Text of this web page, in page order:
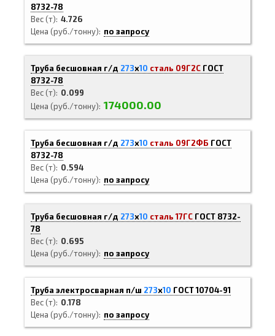
8732-78
Вес (т) 4.726
Цена (руб./тонну)
по запросу
Труба бесшовная г/д 273х10 сталь 09Г2С ГОСТ
8732-78
Вес (т)
0.099
Цена (руб./тонну) 174000.00
Труба бесшовная г/д 273х10 сталь 09Г2ФБ ГОСТ
8732-78
Вес (т)
0.594
Цена (руб./тонну)
по запросу
Труба бесшовная г/д 273х10 сталь 17ГС ГОСТ 8732-
78
Вес (т)
0.695
Цена (руб./тонну)
по запросу
Труба электросварная п/ш 273х10 ГОСТ 10704-91
Вес (т)
0.178
Цена (руб./тонну)
по запросу